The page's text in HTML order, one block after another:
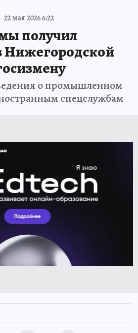
22 мая 2026 6:22
получил
Нижегородской
о промышленном
спецслужбам